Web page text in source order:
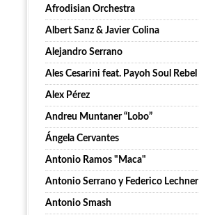
Afrodisian Orchestra
Albert Sanz & Javier Colina
Alejandro Serrano
Ales Cesarini feat. Payoh Soul Rebel
Alex Pérez
Andreu Muntaner “Lobo”
Ángela Cervantes
Antonio Ramos "Maca"
Antonio Serrano y Federico Lechner
Antonio Smash